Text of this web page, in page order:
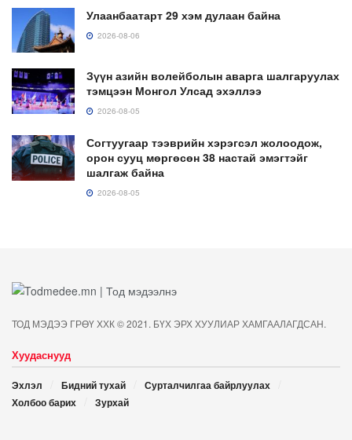
Улаанбаатарт 29 хэм дулаан байна
2026-08-06
Зүүн азийн волейболын аварга шалгаруулах
тэмцээн Монгол Улсад эхэллээ
2026-08-05
Согтуугаар тээврийн хэрэгсэл жолоодож,
орон сууц мөргөсөн 38 настай эмэгтэйг
шалгаж байна
2026-08-05
ТОД МЭДЭЭ ГРӨҮ ХХК © 2021. БҮХ ЭРХ ХУУЛИАР ХАМГААЛАГДСАН.
Хуудаснууд
Эхлэл Бидний тухай
Сурталчилгаа байрлуулах
Холбоо барих
Зурхай